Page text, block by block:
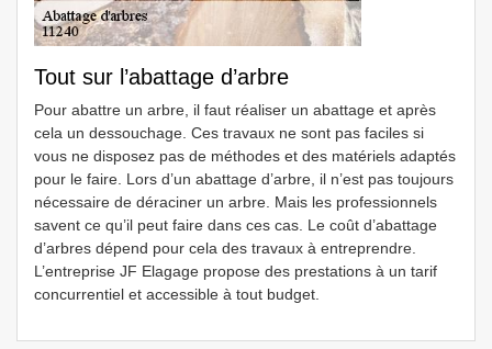
Tout sur l’abattage d’arbre
Pour abattre un arbre, il faut réaliser un abattage et après
cela un dessouchage. Ces travaux ne sont pas faciles si
vous ne disposez pas de méthodes et des matériels adaptés
pour le faire. Lors d’un abattage d’arbre, il n’est pas toujours
nécessaire de déraciner un arbre. Mais les professionnels
savent ce qu’il peut faire dans ces cas. Le coût d’abattage
d’arbres dépend pour cela des travaux à entreprendre.
L’entreprise JF Elagage propose des prestations à un tarif
concurrentiel et accessible à tout budget.